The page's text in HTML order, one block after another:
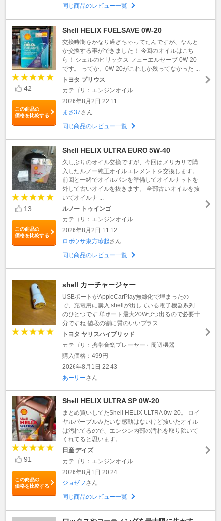
同じ商品のレビュー一覧
42
この商品の
価格を比較する
Shell HELIX FUELSAVE 0W-20
交換時期をかなり過ぎちゃってたんですが、なんと
か交換する事ができました！ 今回のオイルはこち
ら！ シェルのヒリックス フューエルセーブ 0W-20
です。 ってか、0W-20がこれしか残ってなかった ...
トヨタ プリウス
カテゴリ：エンジンオイル
2026年8月2日 22:11
まさ37さん
同じ商品のレビュー一覧
13
この商品の
価格を比較する
Shell HELIX ULTRA EURO 5W-40
久しぶりのオイル交換ですが、今回はメリカリで購
入したルノー純正オイルエレメントを交換します。
前回と一緒でオイルパンを準備してオイルナットを
外して古いオイルを抜きます。 全部古いオイルを抜
いてオイルナ ...
ルノー トゥインゴ
カテゴリ：エンジンオイル
2026年8月2日 11:12
ロボウサ東方珍起さん
同じ商品のレビュー一覧
shell カーチャージャー
USBポートがAppleCarPlay無線化で埋まったの
で、充電用に購入 shellが出している電子機器系列
のひとつです 単ポート最大20Wづつ出るので必要十
分ですね 値段の割に質のいいプラス ...
トヨタ ヤリスハイブリッド
カテゴリ：携帯音楽プレーヤー・周辺機器
購入価格：499円
2026年8月1日 22:43
あーリーさん
91
この商品の
価格を比較する
Shell HELIX ULTRA SP 0W-20
まとめ買いしてたShell HELIX ULTRA 0w-20。 ロイ
ヤルパープルみたいな感動はないけど抜いたオイル
は汚れてるので、エンジン内部の汚れを取り除いて
くれてると思います。
日産 デイズ
カテゴリ：エンジンオイル
2026年8月1日 20:24
ジョゼフさん
同じ商品のレビュー一覧